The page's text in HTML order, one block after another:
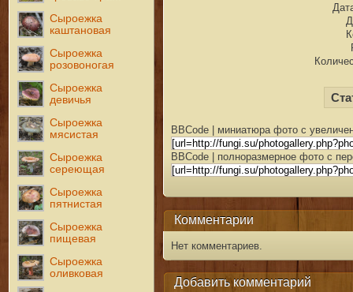
Сыроежка
каштановая
Сыроежка
розовоногая
Сыроежка
девичья
Сыроежка
мясистая
Сыроежка
сереющая
Сыроежка
пятнистая
Сыроежка
пищевая
Сыроежка
оливковая
BBCode | миниатюра фото с
BBCode | полноразмерное фото с
Комментарии
Нет комментариев.
Добавить комментарий